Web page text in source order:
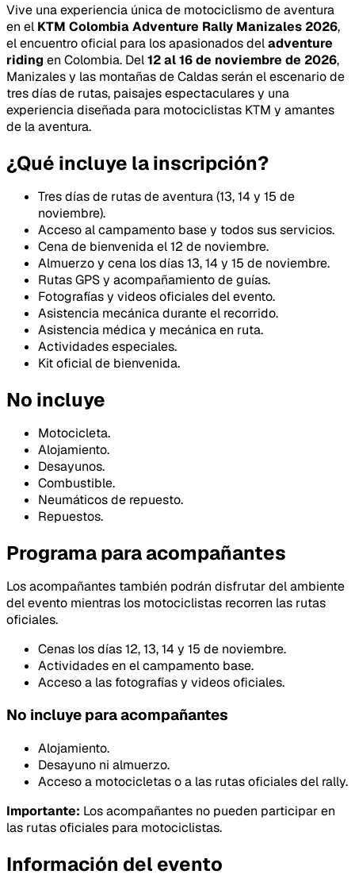
Vive una experiencia única de motociclismo de aventura
en el KTM Colombia Adventure Rally Manizales 2026,
el encuentro oficial para los apasionados deladventure
ridingen Colombia. Del12 al 16 de noviembre de 2026,
Manizales y las montañas de Caldas serán el escenario de
tres días de rutas, paisajes espectaculares y una
experiencia diseñada para motociclistas KTM y amantes
de la aventura.
¿Qué incluye la inscripción?
Tres días de rutas de aventura (13, 14 y 15 de
noviembre).
Acceso al campamento base y todos sus servicios.
Cena de bienvenida el 12 de noviembre.
Almuerzo y cena los días 13, 14 y 15 de noviembre.
Rutas GPS y acompañamiento de guías.
Fotografías y videos oficiales del evento.
Asistencia mecánica durante el recorrido.
Asistencia médica y mecánica en ruta.
Actividades especiales.
Kit oficial de bienvenida.
No incluye
Motocicleta.
Alojamiento.
Desayunos.
Combustible.
Neumáticos de repuesto.
Repuestos.
Programa para acompañantes
Los acompañantes también podrán disfrutar del ambiente
del evento mientras los motociclistas recorren las rutas
oficiales.
Cenas los días 12, 13, 14 y 15 de noviembre.
Actividades en el campamento base.
Acceso a las fotografías y videos oficiales.
No incluye para acompañantes
Alojamiento.
Desayuno ni almuerzo.
Acceso a motocicletas o a las rutas oficiales del rally.
Importante: Los acompañantes no pueden participar en
las rutas oficiales para motociclistas.
Información del evento